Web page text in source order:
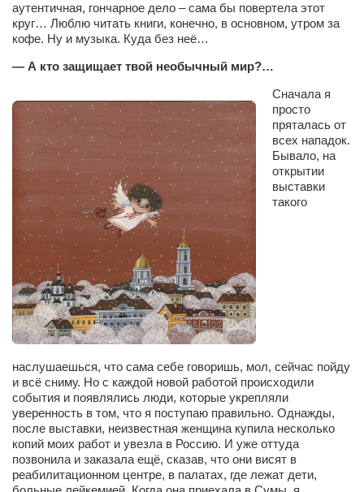
Интервью
Афиша
Афиша Киев
Афиша Сумы
О нас
аутентичная, гончарное дело – сама бы повертела этот
круг… Люблю читать книги, конечно, в основном, утром за
кофе. Ну и музыка. Куда без неё…
— А кто защищает твой необычный мир?…
Сначала я
просто
пряталась от
всех нападок.
Бывало, на
открытии
выставки
такого
наслушаешься, что сама себе говоришь, мол, сейчас пойду
и всё сниму. Но с каждой новой работой происходили
события и появлялись люди, которые укрепляли
уверенность в том, что я поступаю правильно. Однажды,
после выставки, неизвестная женщина купила несколько
копий моих работ и увезла в Россию. И уже оттуда
позвонила и заказала ещё, сказав, что они висят в
реабилитационном центре, в палатах, где лежат дети,